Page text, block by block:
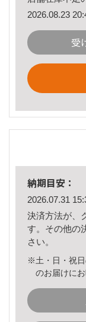
2026.08.23
受
納期目安：
2026.07.31
決済方法が、
す。その他の
さい。
※土・日・祝
のお届けに